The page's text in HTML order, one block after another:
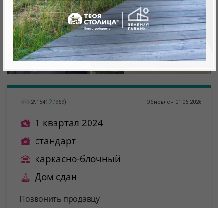
29154( 2 /969) Обновлен 01.06.2026
1 квартал 2024
стандарт
каркасно-блочный
Дом сдан
Позвонить продавцу